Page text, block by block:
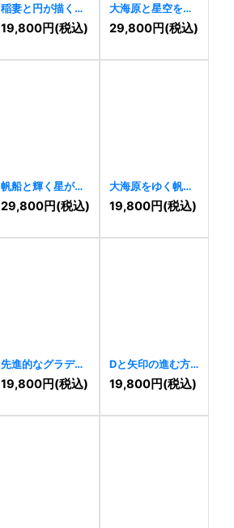
稲妻と円が描くエ
ネルギッシュなロ
ゴ [ 11476 ]
19,800円(税込)
大海原と星空を渡
る帆船のロゴ
11470 ]
29,800円(税込)
帆船と輝く星が導
く航海挑戦のロゴ
11458 ]
29,800円(税込)
大海原をゆく帆船
と太陽の航海ロゴ
11430 ]
19,800円(税込)
先進的なグラデー
ションが映える
「J」のロゴ
19,800円(税込)
Dと矢印の進む方
向を示すロゴ
11394 ]
19,800円(税込)